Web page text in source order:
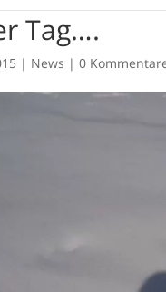
Tag….
| News |0